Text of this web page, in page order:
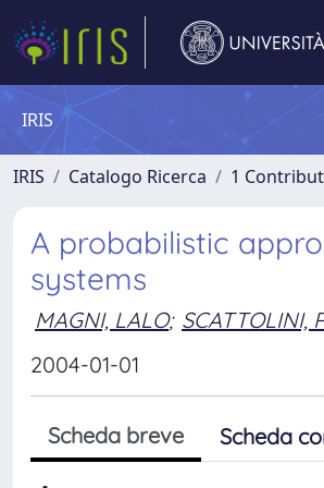
IRIS
IRIS Catalogo Ricerca 1
A probabilistic
systems
MAGNI, LALO; SCATTOLINI,
2004-01-01
Scheda breve Scheda